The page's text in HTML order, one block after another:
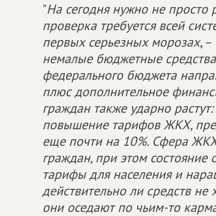
"На сегодня нужно не просто
проверка требуется всей
первых серьезных морозах, –
немалые бюджетные
федерального бюджета
плюс дополнительное
граждан также ударно
повышение тарифов ЖКХ,
еще почти на 10%. Сфера
граждан, при этом
тарифы для населения и
действительно ли средств
они оседают по чьим-то